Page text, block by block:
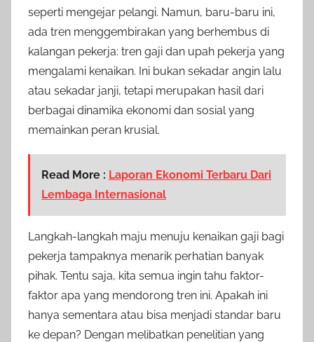
seperti mengejar pelangi. Namun, baru-baru ini,
ada tren menggembirakan yang berhembus di
kalangan pekerja: tren gaji dan upah pekerja yang
mengalami kenaikan. Ini bukan sekadar angin lalu
atau sekadar janji, tetapi merupakan hasil dari
berbagai dinamika ekonomi dan sosial yang
memainkan peran krusial.
Read More : Laporan Ekonomi Terbaru Dari
Lembaga Internasional
Langkah-langkah maju menuju kenaikan gaji bagi
pekerja tampaknya menarik perhatian banyak
pihak. Tentu saja, kita semua ingin tahu faktor-
faktor apa yang mendorong tren ini. Apakah ini
hanya sementara atau bisa menjadi standar baru
ke depan? Dengan melibatkan penelitian yang